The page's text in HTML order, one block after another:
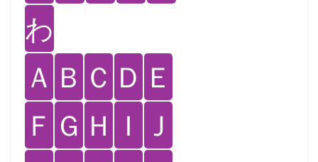
わ
Ａ Ｂ Ｃ Ｄ Ｅ
Ｆ Ｇ Ｈ Ｉ Ｊ